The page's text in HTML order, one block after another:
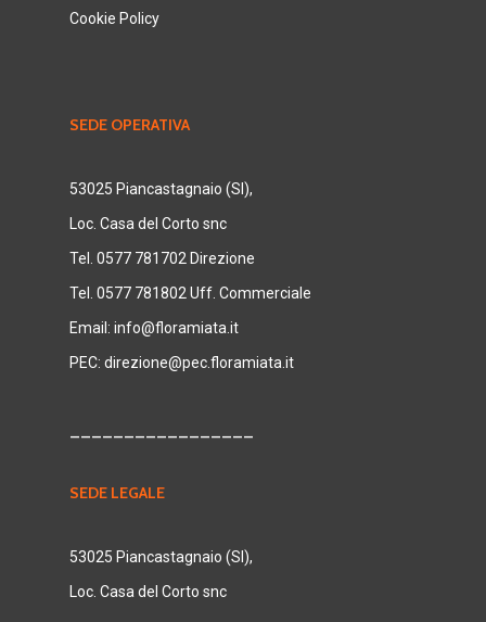
Cookie Policy
SEDE OPERATIVA
53025 Piancastagnaio (SI),
Loc. Casa del Corto snc
Tel. 0577 781702 Direzione
Tel. 0577 781802 Uff. Commerciale
Email: info@floramiata.it
PEC: direzione@pec.floramiata.it
SEDE LEGALE
53025 Piancastagnaio (SI),
Loc. Casa del Corto snc